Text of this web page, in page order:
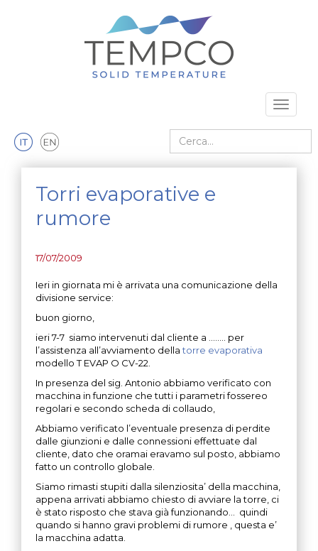
Toggle
Cerca nel sito
Torri evaporative e
rumore
17/07/2009
Ieri in giornata mi è arrivata una comunicazione della
divisione service:
buon giorno,
ieri 7-7 siamo intervenuti dal cliente a …….. per
l’assistenza all’avviamento dellatorre evaporativa
modello T EVAP O CV-22.
In presenza del sig. Antonio abbiamo verificato con
macchina in funzione che tutti i parametri fossereo
regolari e secondo scheda di collaudo,
Abbiamo verificato l’eventuale presenza di perdite
dalle giunzioni e dalle connessioni effettuate dal
cliente, dato che oramai eravamo sul posto, abbiamo
fatto un controllo globale.
Siamo rimasti stupiti dalla silenziosita’ della macchina,
appena arrivati abbiamo chiesto di avviare la torre, ci
è stato risposto che stava già funzionando… quindi
quando si hanno gravi problemi di rumore , questa e’
la macchina adatta.